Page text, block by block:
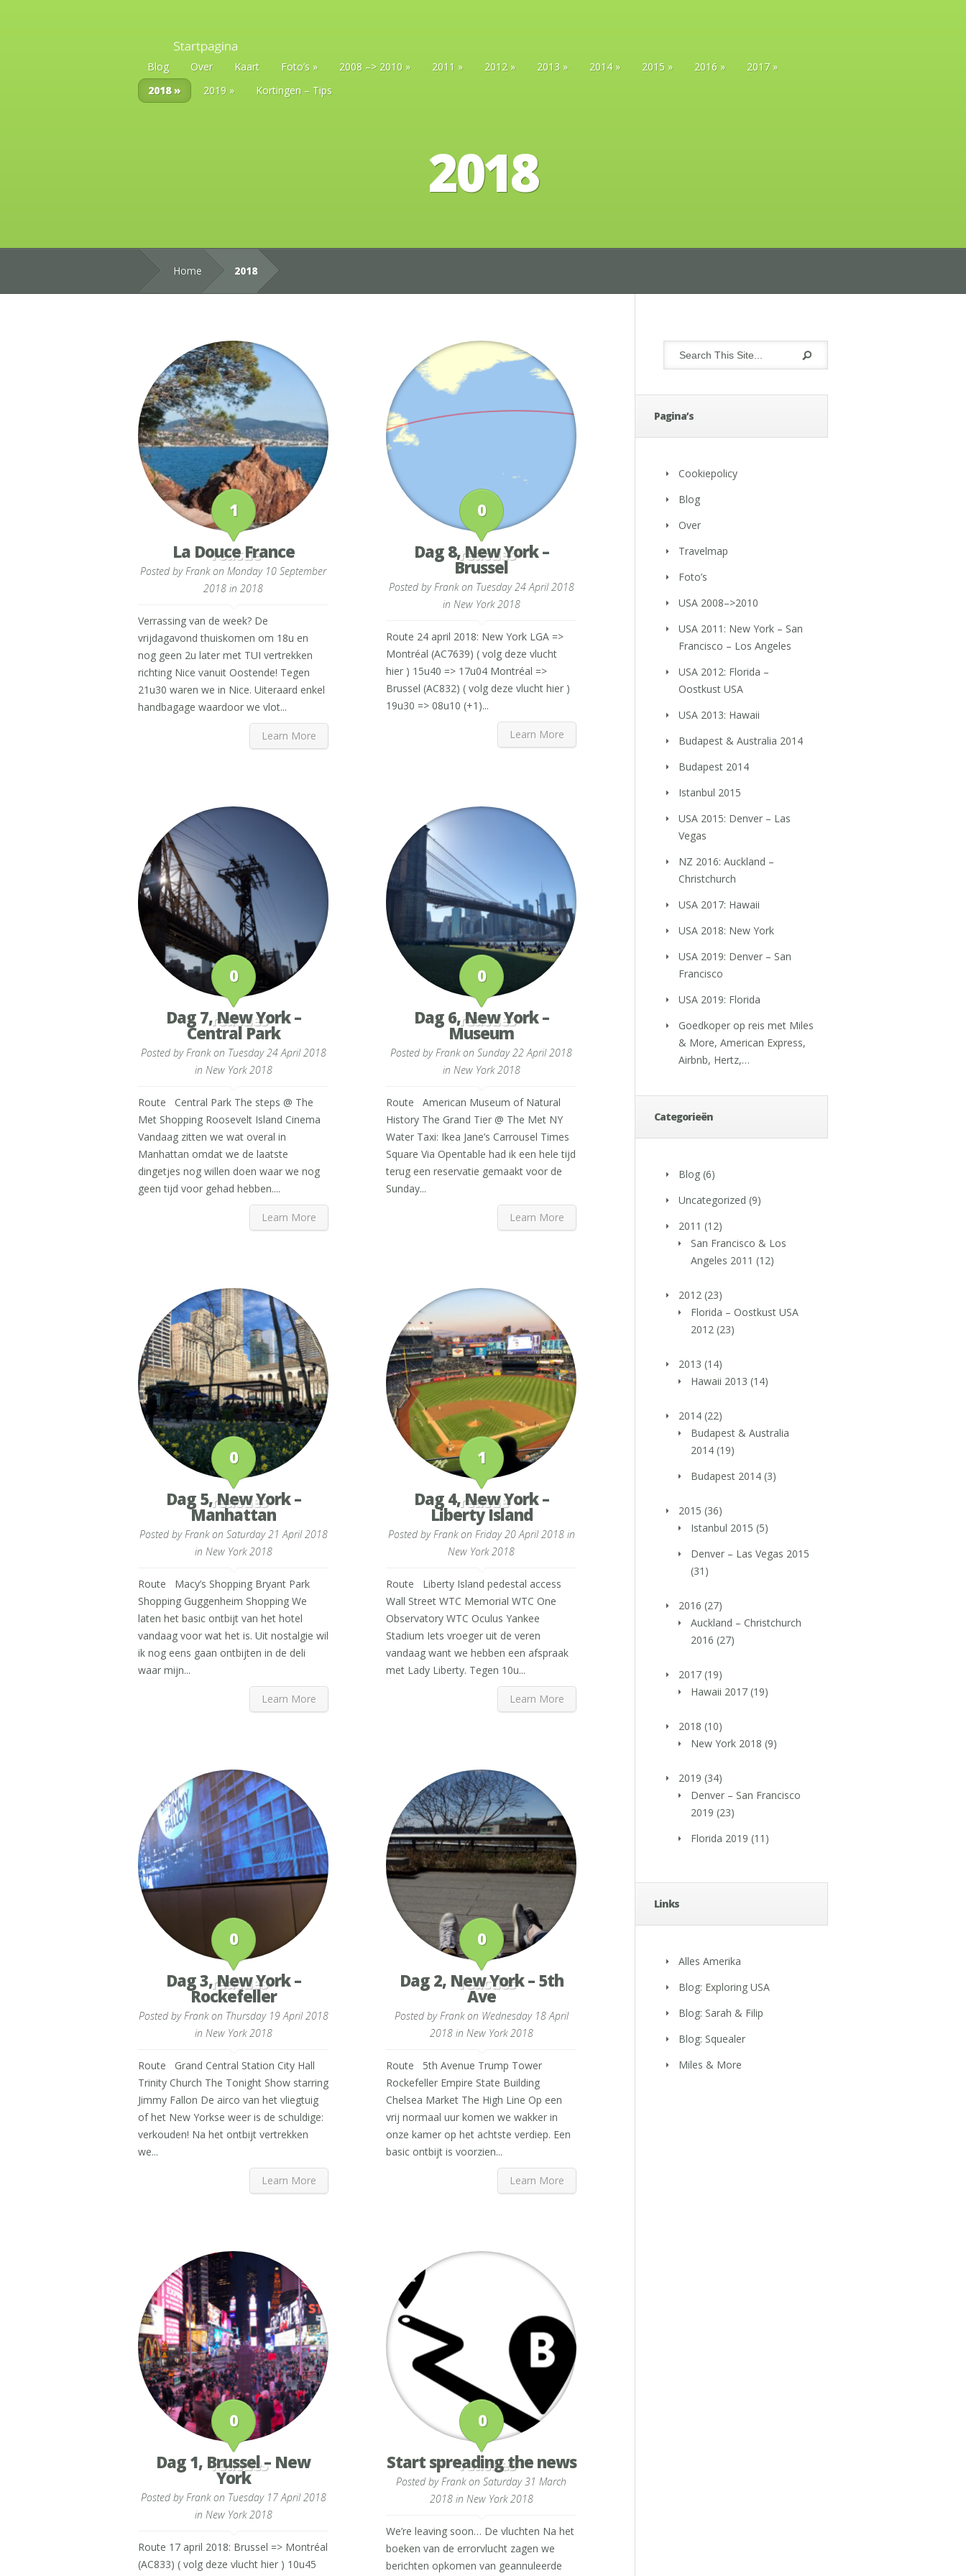
Blog Over Kaart Foto’s 2008 –> 2010 2011 2012 2013 2014 2015 2016
2017
2018
2019 Kortingen – Tips
2018
Home 2018
1
reactie
La Douce France
Posted byFrankon Monday 10 September
2018 in 2018
Verrassing van de week? De
vrijdagavond thuiskomen om 18u en
nog geen 2u later met TUI vertrekken
richting Nice vanuit Oostende! Tegen
21u30 waren we in Nice. Uiteraard enkel
handbagage waardoor we vlot...
Learn More
0
reacties
Dag 8, New York –
Brussel
Posted byFrankon Tuesday 24 April 2018
in New York 2018
Route 24 april 2018: New York LGA =>
Montréal (AC7639) ( volg deze vlucht
hier ) 15u40 => 17u04 Montréal =>
Brussel (AC832) ( volg deze vlucht hier )
19u30 => 08u10 (+1)...
Learn More
0
reacties
Dag 7, New York –
Central Park
Posted byFrankon Tuesday 24 April 2018
in New York 2018
Route Central Park The steps @ The
Met Shopping Roosevelt Island Cinema
Vandaag zitten we wat overal in
Manhattan omdat we de laatste
dingetjes nog willen doen waar we nog
geen tijd voor gehad hebben....
Learn More
0
reacties
Dag 6, New York –
Museum
Posted byFrankon Sunday 22 April 2018
in New York 2018
Route American Museum of Natural
History The Grand Tier @ The Met NY
Water Taxi: Ikea Jane’s Carrousel Times
Square Via Opentable had ik een hele tijd
terug een reservatie gemaakt voor de
Sunday...
Learn More
0
reacties
Dag 5, New York –
Manhattan
Posted byFrankon Saturday 21 April 2018
in New York 2018
Route Macy’s Shopping Bryant Park
Shopping Guggenheim Shopping We
laten het basic ontbijt van het hotel
vandaag voor wat het is. Uit nostalgie wil
ik nog eens gaan ontbijten in de deli
waar mijn...
Learn More
1
reactie
Dag 4, New York –
Liberty Island
Posted byFrankon Friday 20 April 2018 in
New York 2018
Route Liberty Island pedestal access
Wall Street WTC Memorial WTC One
Observatory WTC Oculus Yankee
Stadium Iets vroeger uit de veren
vandaag want we hebben een afspraak
met Lady Liberty. Tegen 10u...
Learn More
0
reacties
Dag 3, New York –
Rockefeller
Posted byFrankon Thursday 19 April 2018
in New York 2018
Route Grand Central Station City Hall
Trinity Church The Tonight Show starring
Jimmy Fallon De airco van het vliegtuig
of het New Yorkse weer is de schuldige:
verkouden! Na het ontbijt vertrekken
we...
Learn More
0
reacties
Dag 2, New York – 5th
Ave
Posted byFrankon Wednesday 18 April
2018 in New York 2018
Route 5th Avenue Trump Tower
Rockefeller Empire State Building
Chelsea Market The High Line Op een
vrij normaal uur komen we wakker in
onze kamer op het achtste verdiep. Een
basic ontbijt is voorzien...
Learn More
0
reacties
Dag 1, Brussel – New
York
Posted byFrankon Tuesday 17 April 2018
in New York 2018
Route 17 april 2018: Brussel => Montréal
(AC833) ( volg deze vlucht hier ) 10u45
0
reacties
Start spreading the news
Posted byFrankon Saturday 31 March
2018 in New York 2018
We’re leaving soon… De vluchten Na het
boeken van de errorvlucht zagen we
berichten opkomen van geannuleerde
Pagina’s
Cookiepolicy
Blog
Over
Travelmap
Foto’s
USA 2008–>2010
USA 2011: New York – San
Francisco – Los Angeles
USA 2012: Florida –
Oostkust USA
USA 2013: Hawaii
Budapest & Australia 2014
Budapest 2014
Istanbul 2015
USA 2015: Denver – Las
Vegas
NZ 2016: Auckland –
Christchurch
USA 2017: Hawaii
USA 2018: New York
USA 2019: Denver – San
Francisco
USA 2019: Florida
Goedkoper op reis met Miles
& More, American Express,
Airbnb, Hertz,…
Categorieën
Blog (6)
Uncategorized (9)
2011 (12)
San Francisco & Los
Angeles 2011 (12)
2012 (23)
Florida – Oostkust USA
2012 (23)
2013 (14)
Hawaii 2013 (14)
2014 (22)
Budapest & Australia
2014 (19)
Budapest 2014 (3)
2015 (36)
Istanbul 2015 (5)
Denver – Las Vegas 2015
(31)
2016 (27)
Auckland – Christchurch
2016 (27)
2017 (19)
Hawaii 2017 (19)
2018 (10)
New York 2018 (9)
2019 (34)
Denver – San Francisco
2019 (23)
Florida 2019 (11)
Links
Alles Amerika
Blog: Exploring USA
Blog: Sarah & Filip
Blog: Squealer
Miles & More